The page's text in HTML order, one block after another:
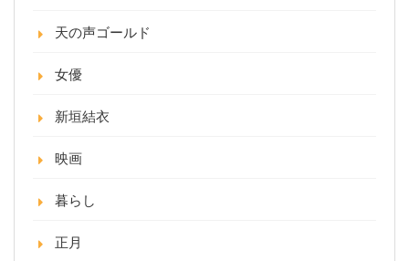
天の声ゴールド
女優
新垣結衣
映画
暮らし
正月